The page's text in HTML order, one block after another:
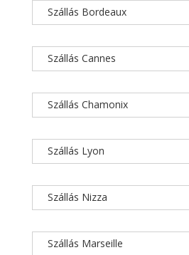
Szállás Bordeaux
Szállás Cannes
Szállás Chamonix
Szállás Lyon
Szállás Nizza
Szállás Marseille